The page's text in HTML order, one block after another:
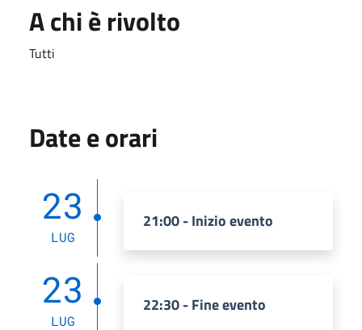
A chi è rivolto
Tutti
Date e orari
23
LUG
21:00 - Inizio evento
23
LUG
22:30 - Fine evento